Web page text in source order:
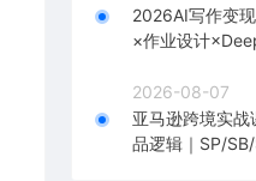
2026AI写作变
×作业设计
賺钱
2026-08-07
亚马逊跨境实
品逻辑｜SP/